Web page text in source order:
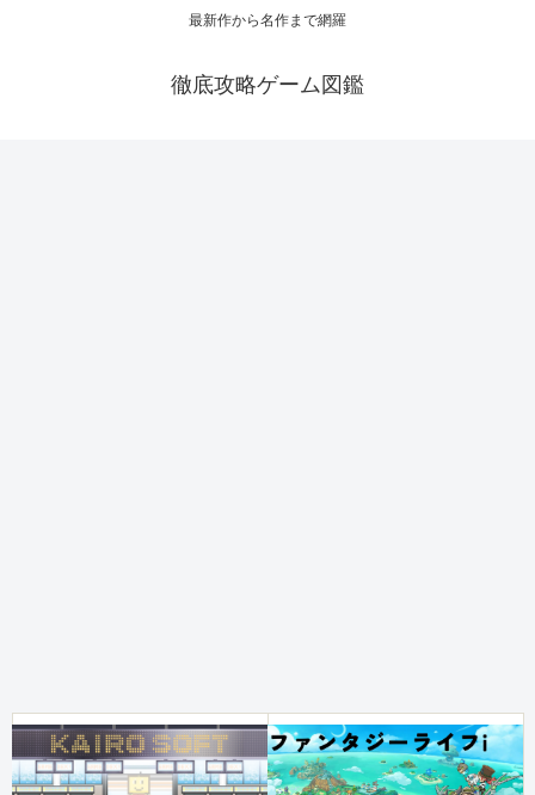
最新作から名作まで網羅
徹底攻略ゲーム図鑑